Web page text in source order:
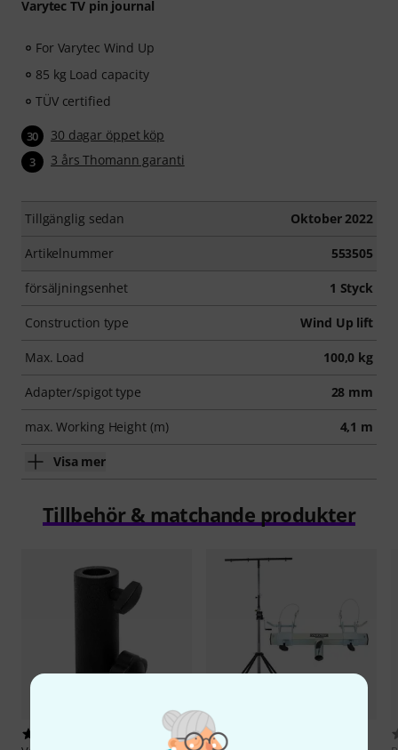
Varytec TV pin journal
For Varytec Wind Up
85 kg Load capacity
TÜV certified
30 30 dagar öppet köp
3 3 års Thomann garanti
Tillgänglig sedan Oktober 2022
Artikelnummer 553505
försäljningsenhet 1 Styck
Construction type Wind Up lift
Max. Load 100,0 kg
Adapter/spigot type 28 mm
max. Working Height (m) 4,1 m
Visa mer
Tillbehör & matchande produkter
Roadworx